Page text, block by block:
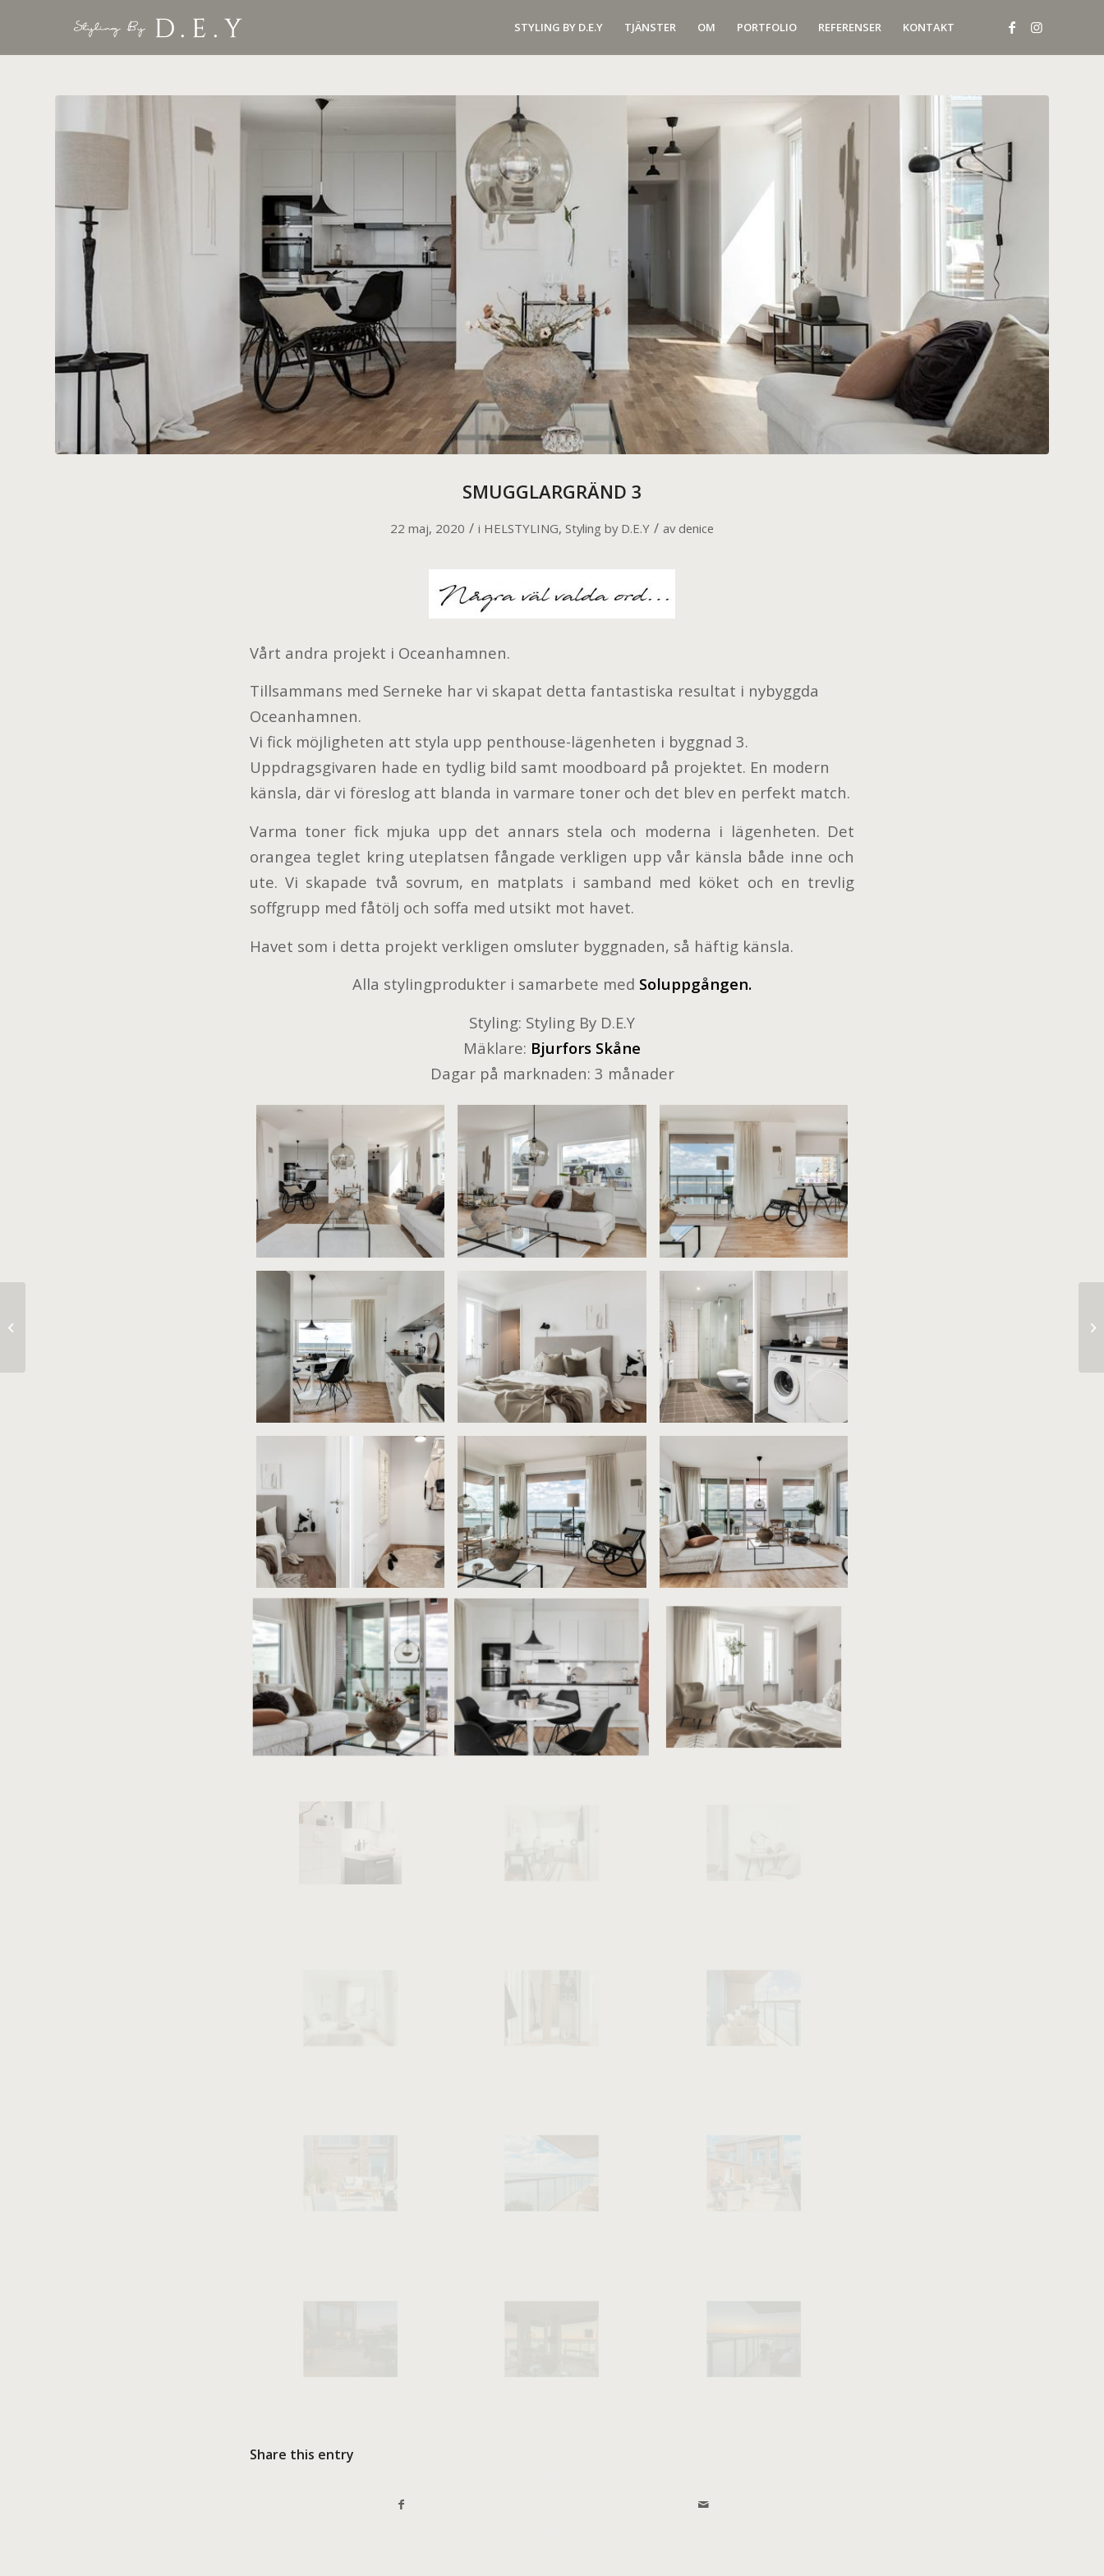
STYLING BY D.E.Y TJÄNSTER OM PORTFOLIO REFERENSER KONTAKT
SMUGGLARGRÄND 3
22 maj, 2020 / i HELSTYLING, Styling by D.E.Y / av denice
Vårt andra projekt i Oceanhamnen.
Tillsammans med Serneke har vi skapat detta fantastiska resultat i nybyggda
Oceanhamnen.
Vi fick möjligheten att styla upp penthouse-lägenheten i byggnad 3.
Uppdragsgivaren hade en tydlig bild samt moodboard på projektet. En modern
känsla, där vi föreslog att blanda in varmare toner och det blev en perfekt match.
Varma toner fick mjuka upp det annars stela och moderna i lägenheten. Det
orangea teglet kring uteplatsen fångade verkligen upp vår känsla både inne och
ute. Vi skapade två sovrum, en matplats i samband med köket och en trevlig
soffgrupp med fåtölj och soffa med utsikt mot havet.
Havet som i detta projekt verkligen omsluter byggnaden, så häftig känsla.
Alla stylingprodukter i samarbete med Soluppgången.
Styling: Styling By D.E.Y
Mäklare: Bjurfors Skåne
Dagar på marknaden: 3 månader
Share this entry